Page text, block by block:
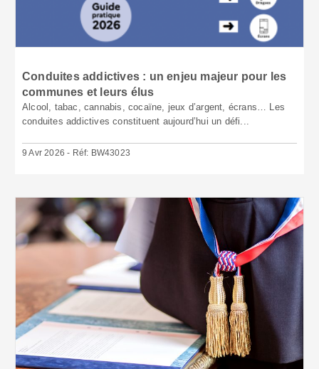
Conduites addictives : un enjeu majeur pour les
communes et leurs élus
Alcool, tabac, cannabis, cocaïne, jeux d’argent, écrans… Les
conduites addictives constituent aujourd’hui un défi...
9 Avr 2026 - Réf: BW43023